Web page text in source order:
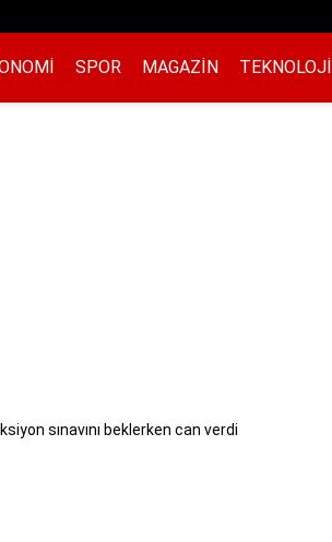
SPOR MAGAZIN TEKNOLOJI
sınavını beklerken can verdi